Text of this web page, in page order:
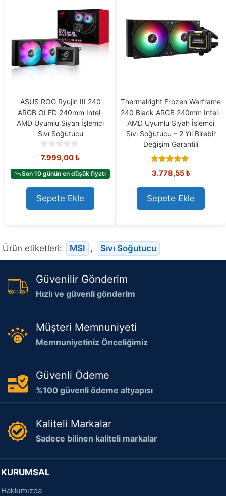
ASUS ROG Ryujin III 240
ARGB OLED 240mm Intel-
AMD Uyumlu Siyah İşlemci
Sıvı Soğutucu
0
o
u
t
o
f
7.999,00₺
Son 10 günün en düşük fiyatı
Sepete Ekle
Thermalright Frozen Warframe
240 Black ARGB 240mm Intel-
AMD Uyumlu Siyah İşlemci
Sıvı Soğutucu – 2 Yıl Birebir
Değişim Garantili
5.00
out of 5
3.778,55₺
Sepete Ekle
Ürün etiketleri: MSI , Sıvı Soğutucu
Güvenilir Gönderim
Hızlı ve güvenli gönderim
Müşteri Memnuniyeti
Memnuniyetiniz Önceliğimiz
Güvenli Ödeme
%100 güvenli ödeme altyapısı
Kaliteli Markalar
Sadece bilinen kaliteli markalar
KURUMSAL
Hakkımızda